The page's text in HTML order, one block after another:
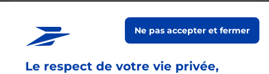
Le respect de votre vie privée,
Ne pas accepter et fermer
Fermé
A L EXTERIEUR A DROITE DE L ENTREE